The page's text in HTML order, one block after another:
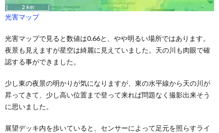
光害マップ
光害マップで見ると数値は0.66と、やや明るい場所ではあります。
夜景も見えますが星空は綺麗に見えていました。天の川も肉眼で確
認する事ができました。
少し東の夜景の明かりが気になりますが、東の水平線から天の川が
昇ってきて、少し高い位置まで登って来れば問題なく撮影出来そう
に思いました。
展望デッキ内を歩いていると、センサーによって足元を照らすライ